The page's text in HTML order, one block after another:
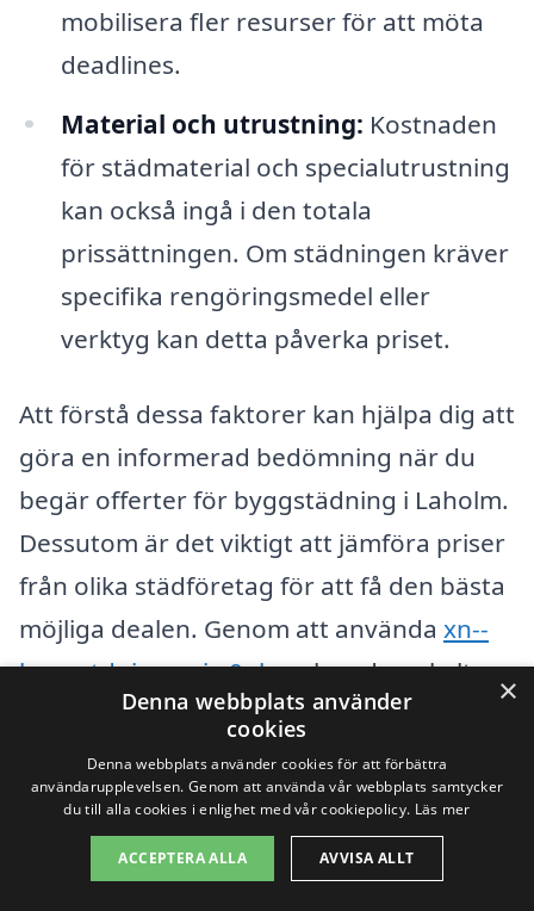
mobilisera fler resurser för att möta
deadlines.
Material och utrustning: Kostnaden
för städmaterial och specialutrustning
kan också ingå i den totala
prissättningen. Om städningen kräver
specifika rengöringsmedel eller
verktyg kan detta påverka priset.
Att förstå dessa faktorer kan hjälpa dig att
göra en informerad bedömning när du
begär offerter för byggstädning i Laholm.
Dessutom är det viktigt att jämföra priser
från olika städföretag för att få den bästa
möjliga dealen. Genom att använda xn--
byggstdning-pris-0nb.sekan du enkelt
hitta och jämföra tjänster från lokala
städföretag. Detta ger dig möjlighet att få
skräddarsydda offerter och välja det
alternativ som bäst passar dina behov
och din budget. Tveka inte att be om
×
Denna webbplats använder
cookies
Denna webbplats använder cookies för att förbättra
användarupplevelsen. Genom att använda vår webbplats samtycker
du till alla cookies i enlighet med vår cookiepolicy. Läs mer
ACCEPTERA ALLA AVVISA ALLT